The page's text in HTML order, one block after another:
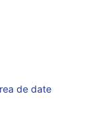
de date